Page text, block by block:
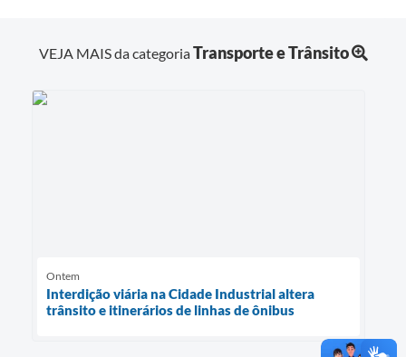
VEJA MAIS da categoriaTransporte e Trânsito
Ontem
Interdição viária na Cidade Industrial altera
trânsito e itinerários de linhas de ônibus